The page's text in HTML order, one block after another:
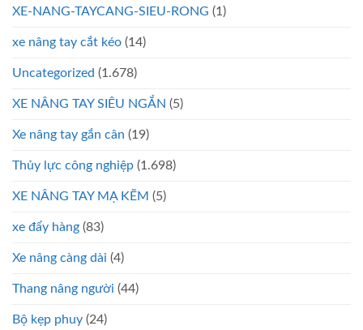
XE-NANG-TAYCANG-SIEU-RONG (1)
xe nâng tay cắt kéo (14)
Uncategorized (1.678)
XE NÂNG TAY SIÊU NGẮN (5)
Xe nâng tay gắn cân (19)
Thủy lực công nghiệp (1.698)
XE NÂNG TAY MẠ KẼM (5)
xe đẩy hàng (83)
Xe nâng càng dài (4)
Thang nâng người (44)
Bộ kẹp phuy (24)